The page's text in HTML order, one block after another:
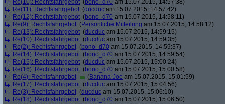
Re(10): Rechtsfahrgebot (bono_d70 am 15.07.2015, 14:57:38)
Re(11): Rechtsfahrgebot (ducduc am 15.07.2015, 14:57:42)
Re(12): Rechtsfahrgebot (bono_d70 am 15.07.2015, 14:58:11)
Re(9): Rechtsfahrgebot (Persönliche Mitteilung am 15.07.2015, 14:58:12)
Re(13): Rechtsfahrgebot (ducduc am 15.07.2015, 14:59:15)
Re(10): Rechtsfahrgebot (ducduc am 15.07.2015, 14:59:35)
Re(2): Rechtsfahrgebot (bono_d70 am 15.07.2015, 14:59:37)
Re(14): Rechtsfahrgebot (bono_d70 am 15.07.2015, 14:59:54)
Re(15): Rechtsfahrgebot (ducduc am 15.07.2015, 15:00:24)
Re(16): Rechtsfahrgebot (bono_d70 am 15.07.2015, 15:00:58)
Re(4): Rechtsfahrgebot
(Banana Joe am 15.07.2015, 15:01:59)
Re(17): Rechtsfahrgebot (ducduc am 15.07.2015, 15:04:56)
Re(3): Rechtsfahrgebot (ducduc am 15.07.2015, 15:06:10)
Re(18): Rechtsfahrgebot (bono_d70 am 15.07.2015, 15:06:50)